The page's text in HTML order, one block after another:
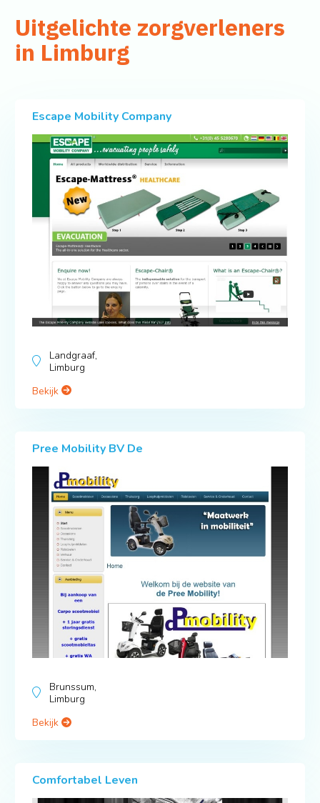
Uitgelichte zorgverleners
in Limburg
Escape Mobility Company
Landgraaf,
Limburg
Bekijk
Pree Mobility BV De
Brunssum,
Limburg
Bekijk
Comfortabel Leven